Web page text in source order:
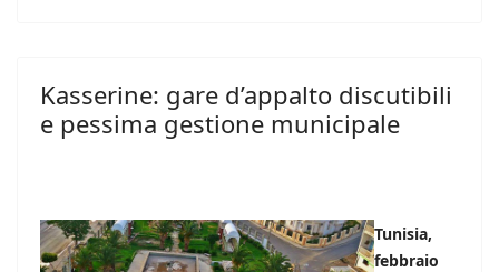
Kasserine: gare d’appalto discutibili
e pessima gestione municipale
Tunisia,
febbraio